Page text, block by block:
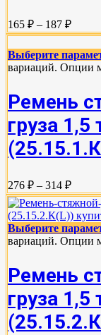
165 ₽ – 187 ₽
Выберите
вариаций. Опции
Ремень
груза 1,5
276 ₽ – 314 ₽
Выберите
вариаций. Опции
Ремень
груза 1,5